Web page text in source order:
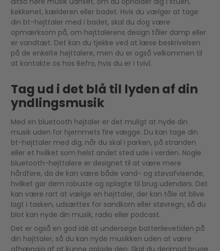
køkkenet, kælderen eller badet. Hvis du vælger at tage
din bt-højttaler med i badet, skal du dog være
opmærksom på, om højttalerens design tåler damp eller
er vandtæt. Det kan du tjekke ved at læse beskrivelsen
på de enkelte højttalere, men du er også velkommen til
at kontakte os hos Befro, hvis du er i tvivl.
Tag ud i det blå til lyden af din
yndlingsmusik
Med en bluetooth højtaler er det muligt at nyde din
musik uden for hjemmets fire vægge. Du kan tage din
bt-højttaler med dig, når du skal i parken, på stranden
eller et hvilket som helst andet sted ude i verden. Nogle
bluetooth-højttalere er designet til at være mere
hårdføre, da de kan være både vand- og støvafvisende,
hvilket gør dem robuste og oplagte til brug udendørs. Det
kan være rart at vælge en højttaler, der kan tåle at blive
lagt i tasken, udsættes for sandkorn eller støvregn, så du
blot kan nyde din musik, radio eller podcast.
Det er også en god idé at undersøge batterilevetiden på
din højttaler, så du kan nyde musikken uden at være